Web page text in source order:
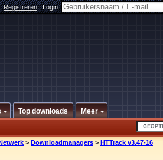
Registreren|Login:
Top downloads Meer
> Downloadmanagers > HTTrack v3.47-16